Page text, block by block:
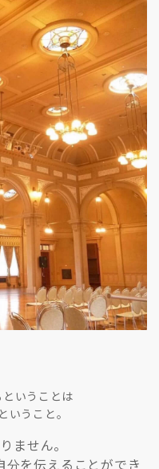
いうことは
いうこと。
ません。
分を伝えることができ